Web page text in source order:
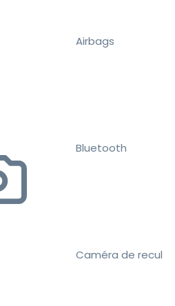
Airbags
Bluetooth
Caméra de recul